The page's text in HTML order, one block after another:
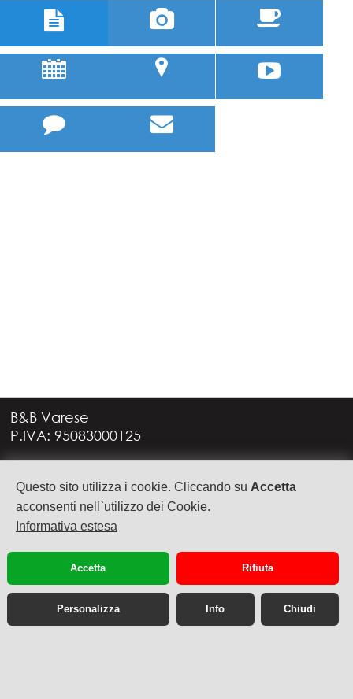
Questo sito utilizza i cookie. Cliccando su Accetta
acconsenti nell`utilizzo dei Cookie.
Informativa estesa
Accetta Rifiuta
Personalizza Info Chiudi
  
; u 
 
B&B Varese
P.IVA: 95083000125
21949 CASTRONNO (VA)
+39 335 6088957
info@bbvarese.it
cookie